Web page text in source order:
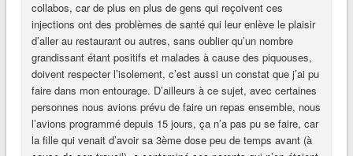
collabos, car de plus en plus de gens qui reçoivent ces
injections ont des problèmes de santé qui leur enlève le plaisir
d’aller au restaurant ou autres, sans oublier qu’un nombre
grandissant étant positifs et malades à cause des piquouses,
doivent respecter l’isolement, c’est aussi un constat que j’ai pu
faire dans mon entourage. D’ailleurs à ce sujet, avec certaines
personnes nous avions prévu de faire un repas ensemble, nous
l’avions programmé depuis 15 jours, ça n’a pas pu se faire, car
la fille qui venait d’avoir sa 3ème dose peu de temps avant (à